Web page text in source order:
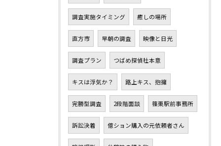
調査実施タイミング 癒しの場所
直方市 早朝の調査 映像と日光
調査プラン つばめ探偵社本意
キスは浮気か？ 路上キス、抱擁
完勝型調査 2段階面談 篠栗駅前事務所
訴訟決着 億ション購入の元依頼者さん